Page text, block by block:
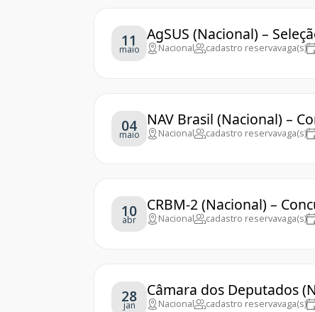
11
maio
AgSUS (Nacional) –
Nacional cadastro reservavaga(s)
04
maio
NAV Brasil (Nacional) –
Nacional cadastro reservavaga(s)
10
abr
CRBM-2 (Nacional) –
Nacional cadastro reservavaga(s)
28
jan
Câmara dos Deputados
Nacional cadastro reservavaga(s)